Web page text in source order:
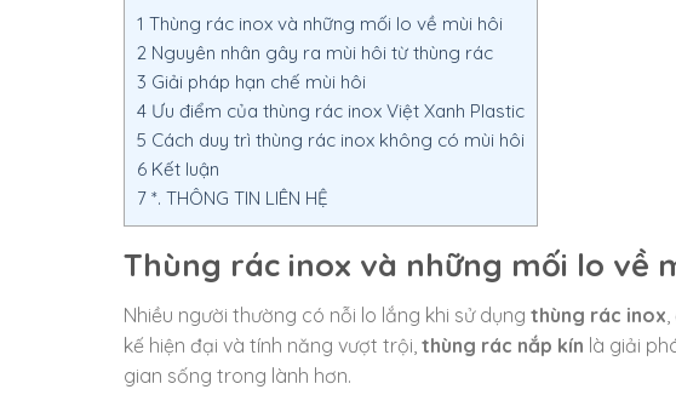
1 Thùng rác inox và những mối lo về mùi hôi
2 Nguyên nhân gây ra mùi hôi từ thùng rác
3 Giải pháp hạn chế mùi hôi
4 Ưu điểm của thùng rác inox Việt Xanh Plastic
5 Cách duy trì thùng rác inox không có mùi hôi
6 Kết luận
7 *. THÔNG TIN LIÊN HỆ
Thùng rác inox và những mối lo về
Nhiều người thường có nỗi lo lắng khi sử dụng thùng rác inox
kế hiện đại và tính năng vượt trội, thùng rác nắp kín là giải
gian sống trong lành hơn.